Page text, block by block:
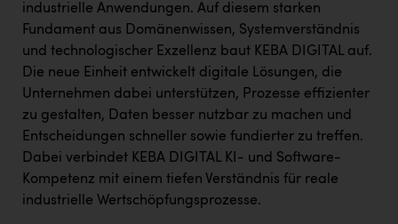
Österreichischer Kachelofenverband
Orlen
Passage Linz
PEZ
PÜSPÖK
REMAX
RE/MAX Welcome
industrielle Anwendungen. Auf diesem starken
Fundament aus Domänenwissen, Systemverständnis
und technologischer Exzellenz baut KEBA DIGITAL auf.
Die neue Einheit entwickelt digitale Lösungen, die
Unternehmen dabei unterstützen, Prozesse effizienter
zu gestalten, Daten besser nutzbar zu machen und
Entscheidungen schneller sowie fundierter zu treffen.
Dabei verbindet KEBA DIGITAL KI- und Software-
Kompetenz mit einem tiefen Verständnis für reale
industrielle Wertschöpfungsprozesse.